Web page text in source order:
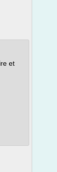
et